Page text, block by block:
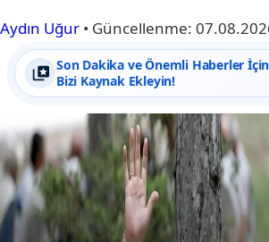
Aydın Uğur • Güncellenme:
Son Dakika ve Önemli Haberler
Bizi Kaynak Ekleyin!